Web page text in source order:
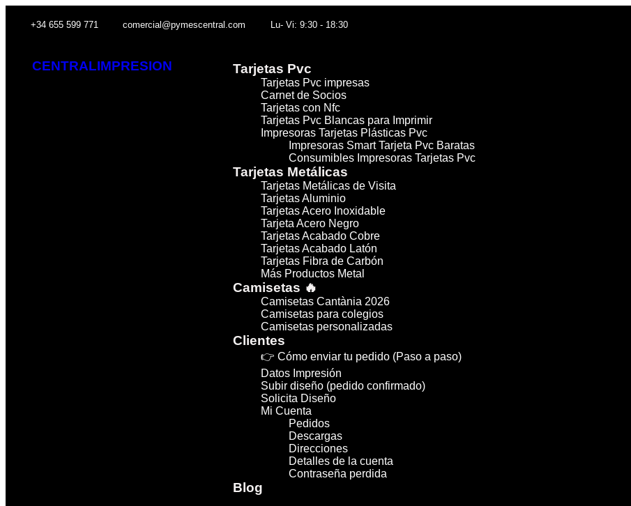
+34 655 599 771 comercial@pymescentral.com Lu- Vi: 9:30 - 18:30
CENTRALIMPRESION Tarjetas Pvc
Tarjetas Pvc impresas
Carnet de Socios
Tarjetas con Nfc
Tarjetas Pvc Blancas para Imprimir
Impresoras Tarjetas Plásticas Pvc
Impresoras Smart Tarjeta Pvc Baratas
Consumibles Impresoras Tarjetas Pvc
Tarjetas Metálicas
Tarjetas Metálicas de Visita
Tarjetas Aluminio
Tarjetas Acero Inoxidable
Tarjeta Acero Negro
Tarjetas Acabado Cobre
Tarjetas Acabado Latón
Tarjetas Fibra de Carbón
Más Productos Metal
Camisetas 🔥
Camisetas Cantània 2026
Camisetas para colegios
Camisetas personalizadas
Clientes
👉 Cómo enviar tu pedido (Paso a paso)
Datos Impresión
Subir diseño (pedido confirmado)
Solicita Diseño
Mi Cuenta
Pedidos
Descargas
Direcciones
Detalles de la cuenta
Contraseña perdida
Blog